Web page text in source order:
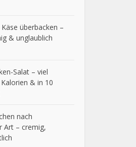
überbacken –
& unglaublich
Salat – viel
& in 10
nach
Art – cremig,